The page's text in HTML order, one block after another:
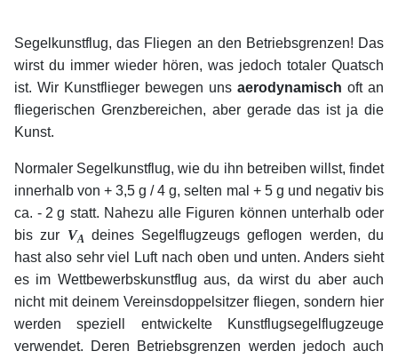
Segelkunstflug, das Fliegen an den Betriebsgrenzen! Das
wirst du immer wieder hören, was jedoch totaler Quatsch
ist. Wir Kunstflieger bewegen uns aerodynamisch oft an
fliegerischen Grenzbereichen, aber gerade das ist ja die
Kunst.
Normaler Segelkunstflug, wie du ihn betreiben willst, findet
innerhalb von + .3,5 .g ./.4 .g, selten mal +. 5. g und negativ bis
ca. - 2 .g statt. Nahezu alle Figuren können unterhalb oder
bis zur VA
deines Segelflugzeugs geflogen werden, du
hast also sehr viel Luft nach oben und unten. Anders sieht
es im Wettbewerbskunstflug aus, da wirst du aber auch
nicht mit deinem Vereinsdoppelsitzer fliegen, sondern hier
werden speziell entwickelte Kunstflugsegelflugzeuge
verwendet. Deren Betriebsgrenzen werden jedoch auch